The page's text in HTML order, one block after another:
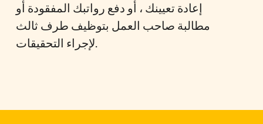
إعادة تعيينك ، أو دفع رواتبك المفقودة أو
مطالبة صاحب العمل بتوظيف طرف ثالث
لإجراء التحقيقات.